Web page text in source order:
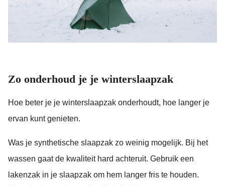
Zo onderhoud je je winterslaapzak
Hoe beter je je winterslaapzak onderhoudt, hoe langer je
ervan kunt genieten.
Was je synthetische slaapzak zo weinig mogelijk. Bij het
wassen gaat de kwaliteit hard achteruit. Gebruik een
lakenzak in je slaapzak om hem langer fris te houden.